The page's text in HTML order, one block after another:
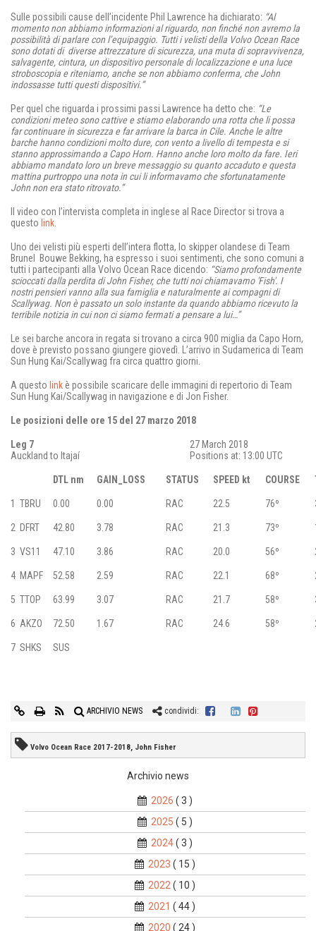
Sulle possibili cause dell’incidente Phil Lawrence ha dichiarato: “Al
momento non abbiamo informazioni al riguardo, non finché non avremo la
possibilità di parlare con l’equipaggio. Tutti i velisti della Volvo Ocean Race
sono dotati di diverse attrezzature di sicurezza, una muta di sopravvivenza,
salvagente, cintura, un dispositivo personale di localizzazione e una luce
stroboscopia e riteniamo, anche se non abbiamo conferma, che John
indossasse tutti questi dispositivi.”
Per quel che riguarda i prossimi passi Lawrence ha detto che: “Le
condizioni meteo sono cattive e stiamo elaborando una rotta che li possa
far continuare in sicurezza e far arrivare la barca in Cile. Anche le altre
barche hanno condizioni molto dure, con vento a livello di tempesta e si
stanno approssimando a Capo Horn. Hanno anche loro molto da fare. Ieri
abbiamo mandato loro un breve messaggio su quanto accaduto e questa
mattina purtroppo una nota in cui li informavamo che sfortunatamente
John non era stato ritrovato.”
Il video con l’intervista completa in inglese al Race Director si trova a
questo link
Uno dei velisti più esperti dell’intera flotta, lo skipper olandese di Team
Brunel Bouwe Bekking, ha espresso i suoi sentimenti, che sono comuni a
tutti i partecipanti alla Volvo Ocean Race dicendo: “Siamo profondamente
scioccati dalla perdita di John Fisher, che tutti noi chiamavamo 'Fish'. I
nostri pensieri vanno alla sua famiglia e naturalmente ai compagni di
Scallywag. Non è passato un solo instante da quando abbiamo ricevuto la
terribile notizia in cui non ci siamo fermati a pensare a lui…”
Le sei barche ancora in regata si trovano a circa 900 miglia da Capo Horn,
dove è previsto possano giungere giovedì. L’arrivo in Sudamerica di Team
Sun Hung Kai/Scallywag fra circa quattro giorni.
A questo linkè possibile scaricare delle immagini di repertorio di Team
Sun Hung Kai/Scallywag in navigazione e di Jon Fisher.
Le posizioni delle ore 15 del 27 marzo 2018
Leg 7
Auckland to Itajaí
27 March 2018
Positions at: 13:00 UTC
DTL nm GAIN_LOSS STATUS SPEED kt COURSE
1 TBRU 0.00 0.00 RAC 22.5 76º
2 DFRT 42.80 3.78 RAC 21.3 73º
3 VS11 47.10 3.86 RAC 20.0 56º
4 MAPF 52.58 2.59 RAC 22.1 68º
5 TTOP 63.99 3.07 RAC 21.7 58º
6 AKZO 72.50 1.67 RAC 24.6 58º
7 SHKS SUS
ARCHIVIO NEWS condividi:
Volvo Ocean Race 2017-2018, John Fisher
Archivio news
2026 ( 3 )
2025 ( 5 )
2024( 3 )
2023 ( 15 )
2022 ( 10 )
2021 ( 44 )
2020 ( 24 )